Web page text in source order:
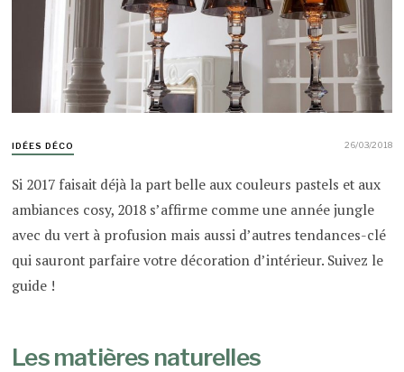
IDÉES DÉCO 26/03/2018
Si 2017 faisait déjà la part belle aux couleurs pastels et aux
ambiances cosy, 2018 s’affirme comme une année jungle
avec du vert à profusion mais aussi d’autres tendances-clé
qui sauront parfaire votre décoration d’intérieur. Suivez le
guide !
Les matières naturelles